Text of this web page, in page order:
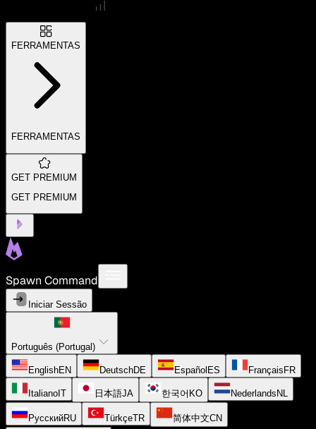
FERRAMENTAS
FERRAMENTAS
GET PREMIUM
GET PREMIUM
Spawn Command
Iniciar Sessão
Português (Portugal)
EnglishEN DeutschDE Español ES Français FR
Italiano IT 日本語JA 한국어 KO Nederlands NL
РусскийRU TürkçeTR 简体中文CN